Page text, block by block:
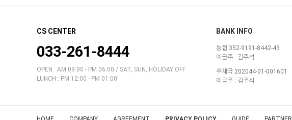
CS CENTER
033-261-8444
OPEN : AM 09:00 - PM 06:00 / SAT, SUN, HOLIDAY OFF
LUNCH : PM 12:00 - PM 01:00
BANK INFO
농협 352-9191-8442-43
예금주 : 김주석
우체국 202044-01-001601
예금주 : 김주석